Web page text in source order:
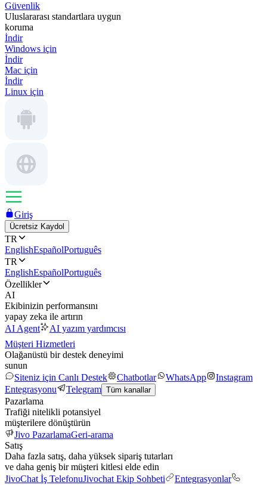
Güvenlik
Uluslararası standartlara uygun
koruma
İndir
Windows için
İndir
Mac için
İndir
Linux için
Giriş
Ücretsiz Kaydol
TR
EnglishEspañolPortuguês
TR
EnglishEspañolPortuguês
Özellikler
AI
Ekibinizin performansını
yapay zeka ile artırın
AI Agent
AI yazım yardımcısı
Müşteri Hizmetleri
Olağanüstü bir destek deneyimi
sunun
Siteniz için Canlı Destek
Chatbotlar WhatsApp
Instagram
Entegrasyonu
Telegram Tüm kanallar
Pazarlama
Trafiği nitelikli potansiyel
müşterilere dönüştürün
Jivo PazarlamaGeri-arama
Satış
Daha fazla satış, daha yüksek sipariş tutarları
ve daha geniş bir müşteri kitlesi elde edin
JivoChat İş TelefonuJivochat Ekip Sohbeti
Entegrasyonlar